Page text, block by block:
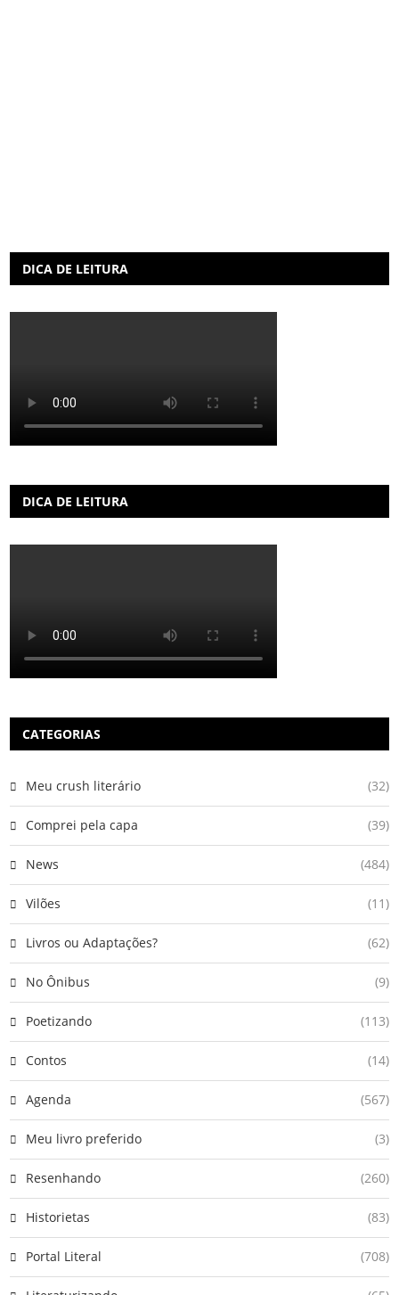
DICA DE LEITURA
DICA DE LEITURA
CATEGORIAS
Meu crush literário (32)
Comprei pela capa (39)
News (484)
Vilões (11)
Livros ou Adaptações? (62)
No Ônibus (9)
Poetizando (113)
Contos (14)
Agenda (567)
Meu livro preferido (3)
Resenhando (260)
Historietas (83)
Portal Literal (708)